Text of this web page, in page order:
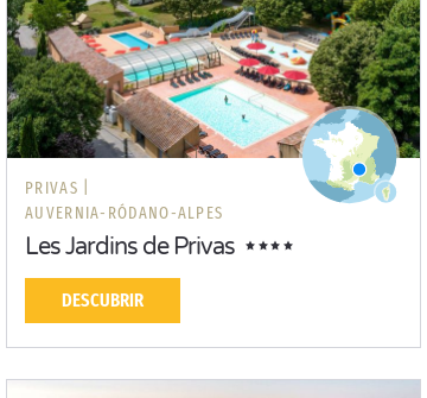
PRIVAS |
AUVERNIA-RÓDANO-ALPES
Les Jardins de Privas
DESCUBRIR